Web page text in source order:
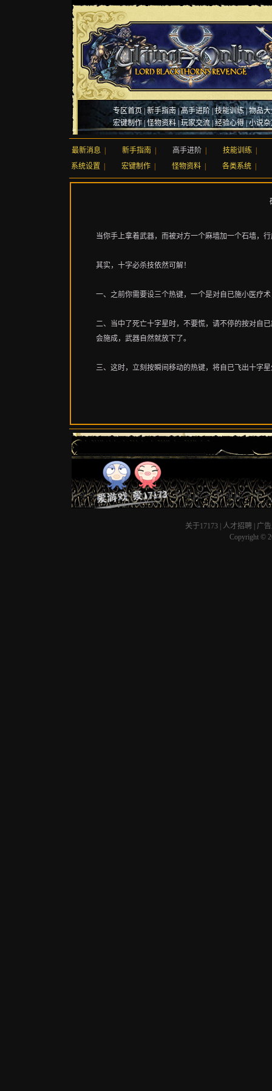
专区首页|新手指南 |高手进阶 |技能训练|物品
宏键制作| 怪物资料 |玩家交流 |经验心得|小说
最新消息 新手指南 高手进阶 技能训练
系统设置
宏键制作 怪物资料 各类系统
当你手上拿着武器，而被对方一个麻墙加一个石墙，
其实，十字必杀技依然可解！
一、之前你需要设三个热键，一个是对自已施小医疗
二、当中了死亡十字星时，不要慌，请不停的按对自
会施成，武器自然就放下了。
三、这时，立刻按瞬间移动的热键，将自已飞出十字
关于17173 人才招聘
广
Copyright ©